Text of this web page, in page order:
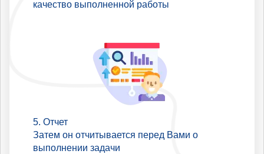
качество выполненной работы
Отчет
Затем он отчитывается перед Вами о
выполнении задачи